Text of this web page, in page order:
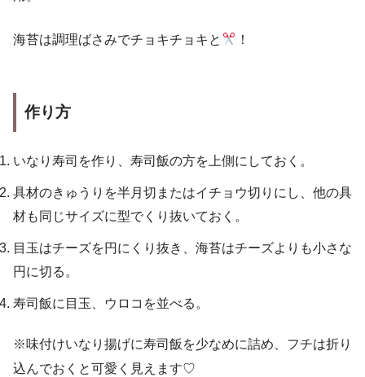
海苔は調理ばさみでチョキチョキと ！
作り方
いなり寿司を作り、寿司飯の方を上側にしておく。
具材のきゅうりを半月切またはイチョウ切りにし、他の具
材も同じサイズに型でくり抜いておく。
目玉はチーズを円にくり抜き、海苔はチーズよりも小さな
円に切る。
寿司飯に目玉、ウロコを並べる。
※味付けいなり揚げに寿司飯を少なめに詰め、フチは折り
込んでおくと可愛く見えます♡